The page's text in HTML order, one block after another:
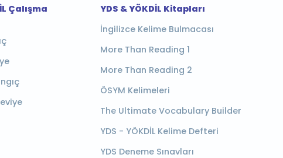
Çalışma
YDS & YÖKDİL Kitapları
İngilizce Kelime Bulmacası
More Than Reading 1
More Than Reading 2
ÖSYM Kelimeleri
The Ultimate Vocabulary Builder
YDS - YÖKDİL Kelime Defteri
YDS Deneme Sınavları